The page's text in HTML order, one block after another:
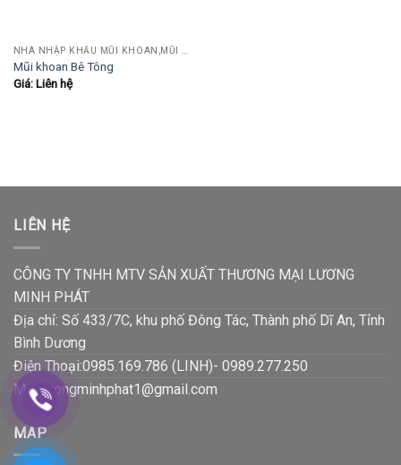
Mũi khoan Bê Tông
Giá: Liên hệ
LIÊN HỆ
CÔNG TY TNHH MTV SẢN XUẤT THƯƠNG MẠI LƯƠNG
MINH PHÁT
Địa chỉ: Số 433/7C, khu phố Đông Tác, Thành phố Dĩ An, Tỉnh
Bình Dương
Điện Thoại:0985.169.786 (LINH)- 0989.277.250
Mail:luongminhphat1@gmail.com
MAP